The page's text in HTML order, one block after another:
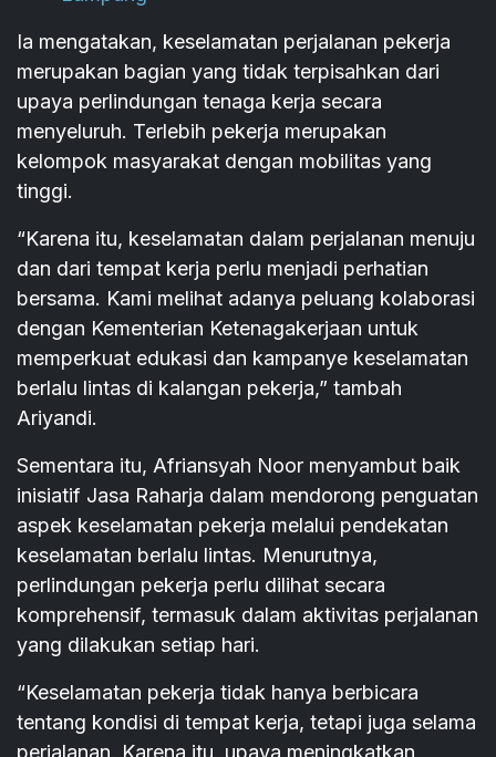
Ia mengatakan, keselamatan perjalanan pekerja
merupakan bagian yang tidak terpisahkan dari
upaya perlindungan tenaga kerja secara
menyeluruh. Terlebih pekerja merupakan
kelompok masyarakat dengan mobilitas yang
tinggi.
“Karena itu, keselamatan dalam perjalanan menuju
dan dari tempat kerja perlu menjadi perhatian
bersama. Kami melihat adanya peluang kolaborasi
dengan Kementerian Ketenagakerjaan untuk
memperkuat edukasi dan kampanye keselamatan
berlalu lintas di kalangan pekerja,” tambah
Ariyandi.
Sementara itu, Afriansyah Noor menyambut baik
inisiatif Jasa Raharja dalam mendorong penguatan
aspek keselamatan pekerja melalui pendekatan
keselamatan berlalu lintas. Menurutnya,
perlindungan pekerja perlu dilihat secara
komprehensif, termasuk dalam aktivitas perjalanan
yang dilakukan setiap hari.
“Keselamatan pekerja tidak hanya berbicara
tentang kondisi di tempat kerja, tetapi juga selama